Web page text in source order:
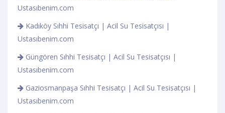
Ustasıbenim.com
Kadıköy Sıhhi Tesisatçı | Acil Su Tesisatçısı |
Ustasıbenim.com
Güngören Sıhhi Tesisatçı | Acil Su Tesisatçısı |
Ustasıbenim.com
Gaziosmanpaşa Sıhhi Tesisatçı | Acil Su Tesisatçısı |
Ustasıbenim.com